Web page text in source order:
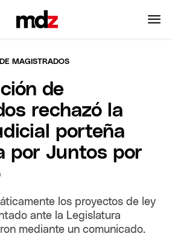
MAGISTRADOS
de
rechazó la
porteña
por Juntos por
los proyectos de ley
ante la Legislatura
mediante un comunicado.